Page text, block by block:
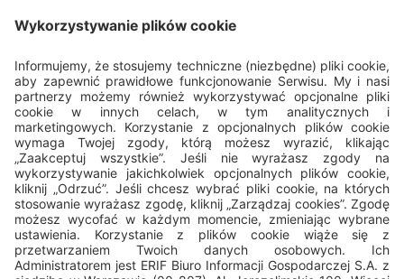
22 594 25 15
Pn - Pt: 8.00 - 16.00
bok@erif.pl